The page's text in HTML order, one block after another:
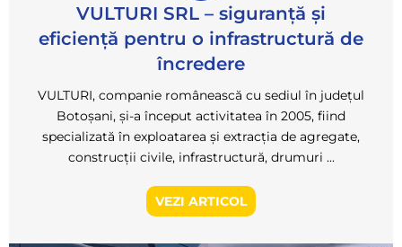
VULTURI SRL – siguranță și
eficiență pentru o infrastructură de
încredere
VULTURI, companie românească cu sediul în județul
Botoșani, și-a început activitatea în 2005, fiind
specializată în exploatarea și extracția de agregate,
construcții civile, infrastructură, drumuri ...
VEZI ARTICOL